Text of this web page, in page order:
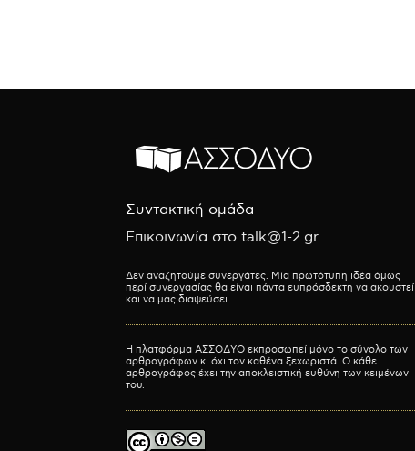
Συντακτική ομάδα
Επικοινωνία στο talk@1-2.gr
Δεν αναζητούμε συνεργάτες. Μία πρωτότυπη ιδέα όμως
περί συνεργασίας θα είναι πάντα ευπρόσδεκτη να ακουστεί
και να μας διαψεύσει.
Η πλατφόρμα ΑΣΣΟΔΥΟ εκπροσωπεί μόνο το σύνολο των
αρθρογράφων κι όχι τον καθένα ξεχωριστά. Ο κάθε
αρθρογράφος έχει την αποκλειστική ευθύνη των κειμένων
του.